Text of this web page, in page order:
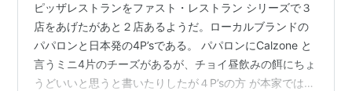
ピッザレストランをファスト・レストラン シリーズで３
店をあげたがあと２店あるようだ。ローカルブランドの
パパロンと日本発の4P’sである。 パパロンにCalzone と
言うミニ4片のチーズがあるが、チョイ昼飲みの餌にちょ
うどいいと思うと書いたりしたが４P’sの方 が本家ではな